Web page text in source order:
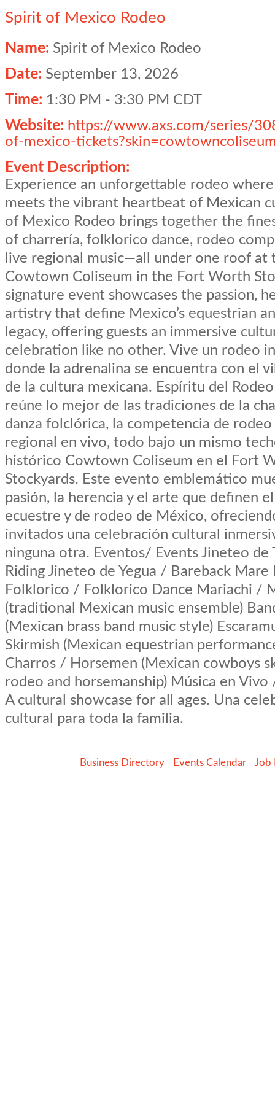
Spirit of Mexico Rodeo
Name: Spirit of Mexico Rodeo
Date: September 13, 2026
Time: 1:30 PM - 3:30 PM CDT
Website: https://www.axs.com/series/
of-mexico-
Event Description:
Experience an unforgettable rodeo
meets the vibrant heartbeat of Mexican
of Mexico Rodeo brings together the
of charrería, folklorico dance, rodeo
live regional music—all under one roof at
Cowtown Coliseum in the Fort Worth
signature event showcases the passion,
artistry that define Mexico’s equestrian
legacy, offering guests an immersive
celebration like no other. Vive un rodeo
donde la adrenalina se encuentra con el
de la cultura mexicana. Espíritu del
reúne lo mejor de las tradiciones de la
danza folclórica, la competencia de rodeo
regional en vivo, todo bajo un mismo
histórico Cowtown Coliseum en el Fort
Stockyards. Este evento emblemático
pasión, la herencia y el arte que definen
ecuestre y de rodeo de México,
invitados una celebración cultural
ninguna otra. Eventos/ Events Jineteo de
Riding Jineteo de Yegua / Bareback Mare
Folklorico / Folklorico Dance Mariachi /
(traditional Mexican music ensemble)
(Mexican brass band music style)
Skirmish (Mexican equestrian
Charros / Horsemen (Mexican cowboys
rodeo and horsemanship) Música en Vivo
A cultural showcase for all ages. Una
cultural para toda la familia.
Business Directory Events Calendar Job